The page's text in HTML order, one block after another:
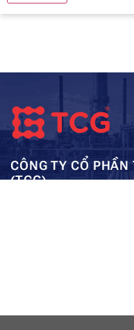
CÔNG TY CỔ
(TCG)